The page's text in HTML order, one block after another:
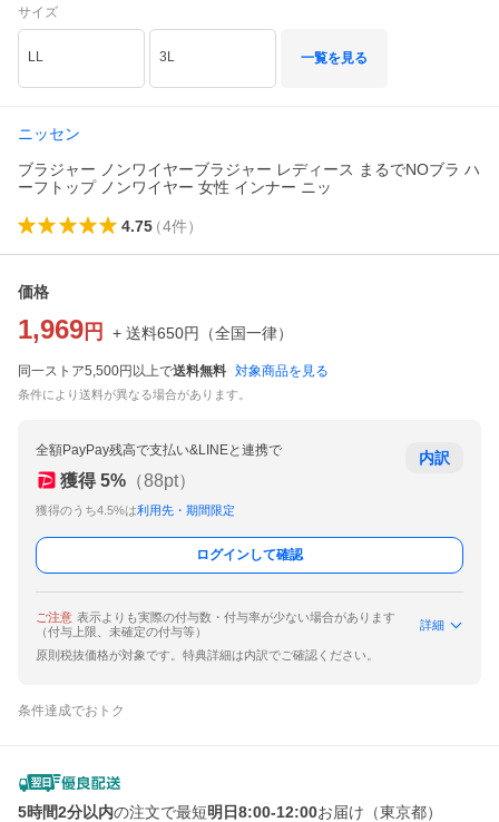
サイズ
LL 3L 一覧を見る
ニッセン
ブラジャー ノンワイヤーブラジャー レディース まるでNOブラ ハ
ーフトップ ノンワイヤー 女性 インナー ニッ
4.75（4件）
価格
1,969 円 + 送料650円 （全国一律）
同一ストア5,500円以上で送料無料 対象商品を見る
条件により送料が異なる場合があります。
全額PayPay残高で支払い&LINEと連携で
獲得 5% （88pt）
獲得のうち4.5%は利用先・期間限定
内訳
ログインして確認
ご注意 表示よりも実際の付与数・付与率が少ない場合があります
（付与上限、未確定の付与等）
詳細
原則税抜価格が対象です。特典詳細は内訳でご確認ください。
条件達成でおトク
5時間2分以内の注文で最短明日8:00-12:00お届け（東京都）